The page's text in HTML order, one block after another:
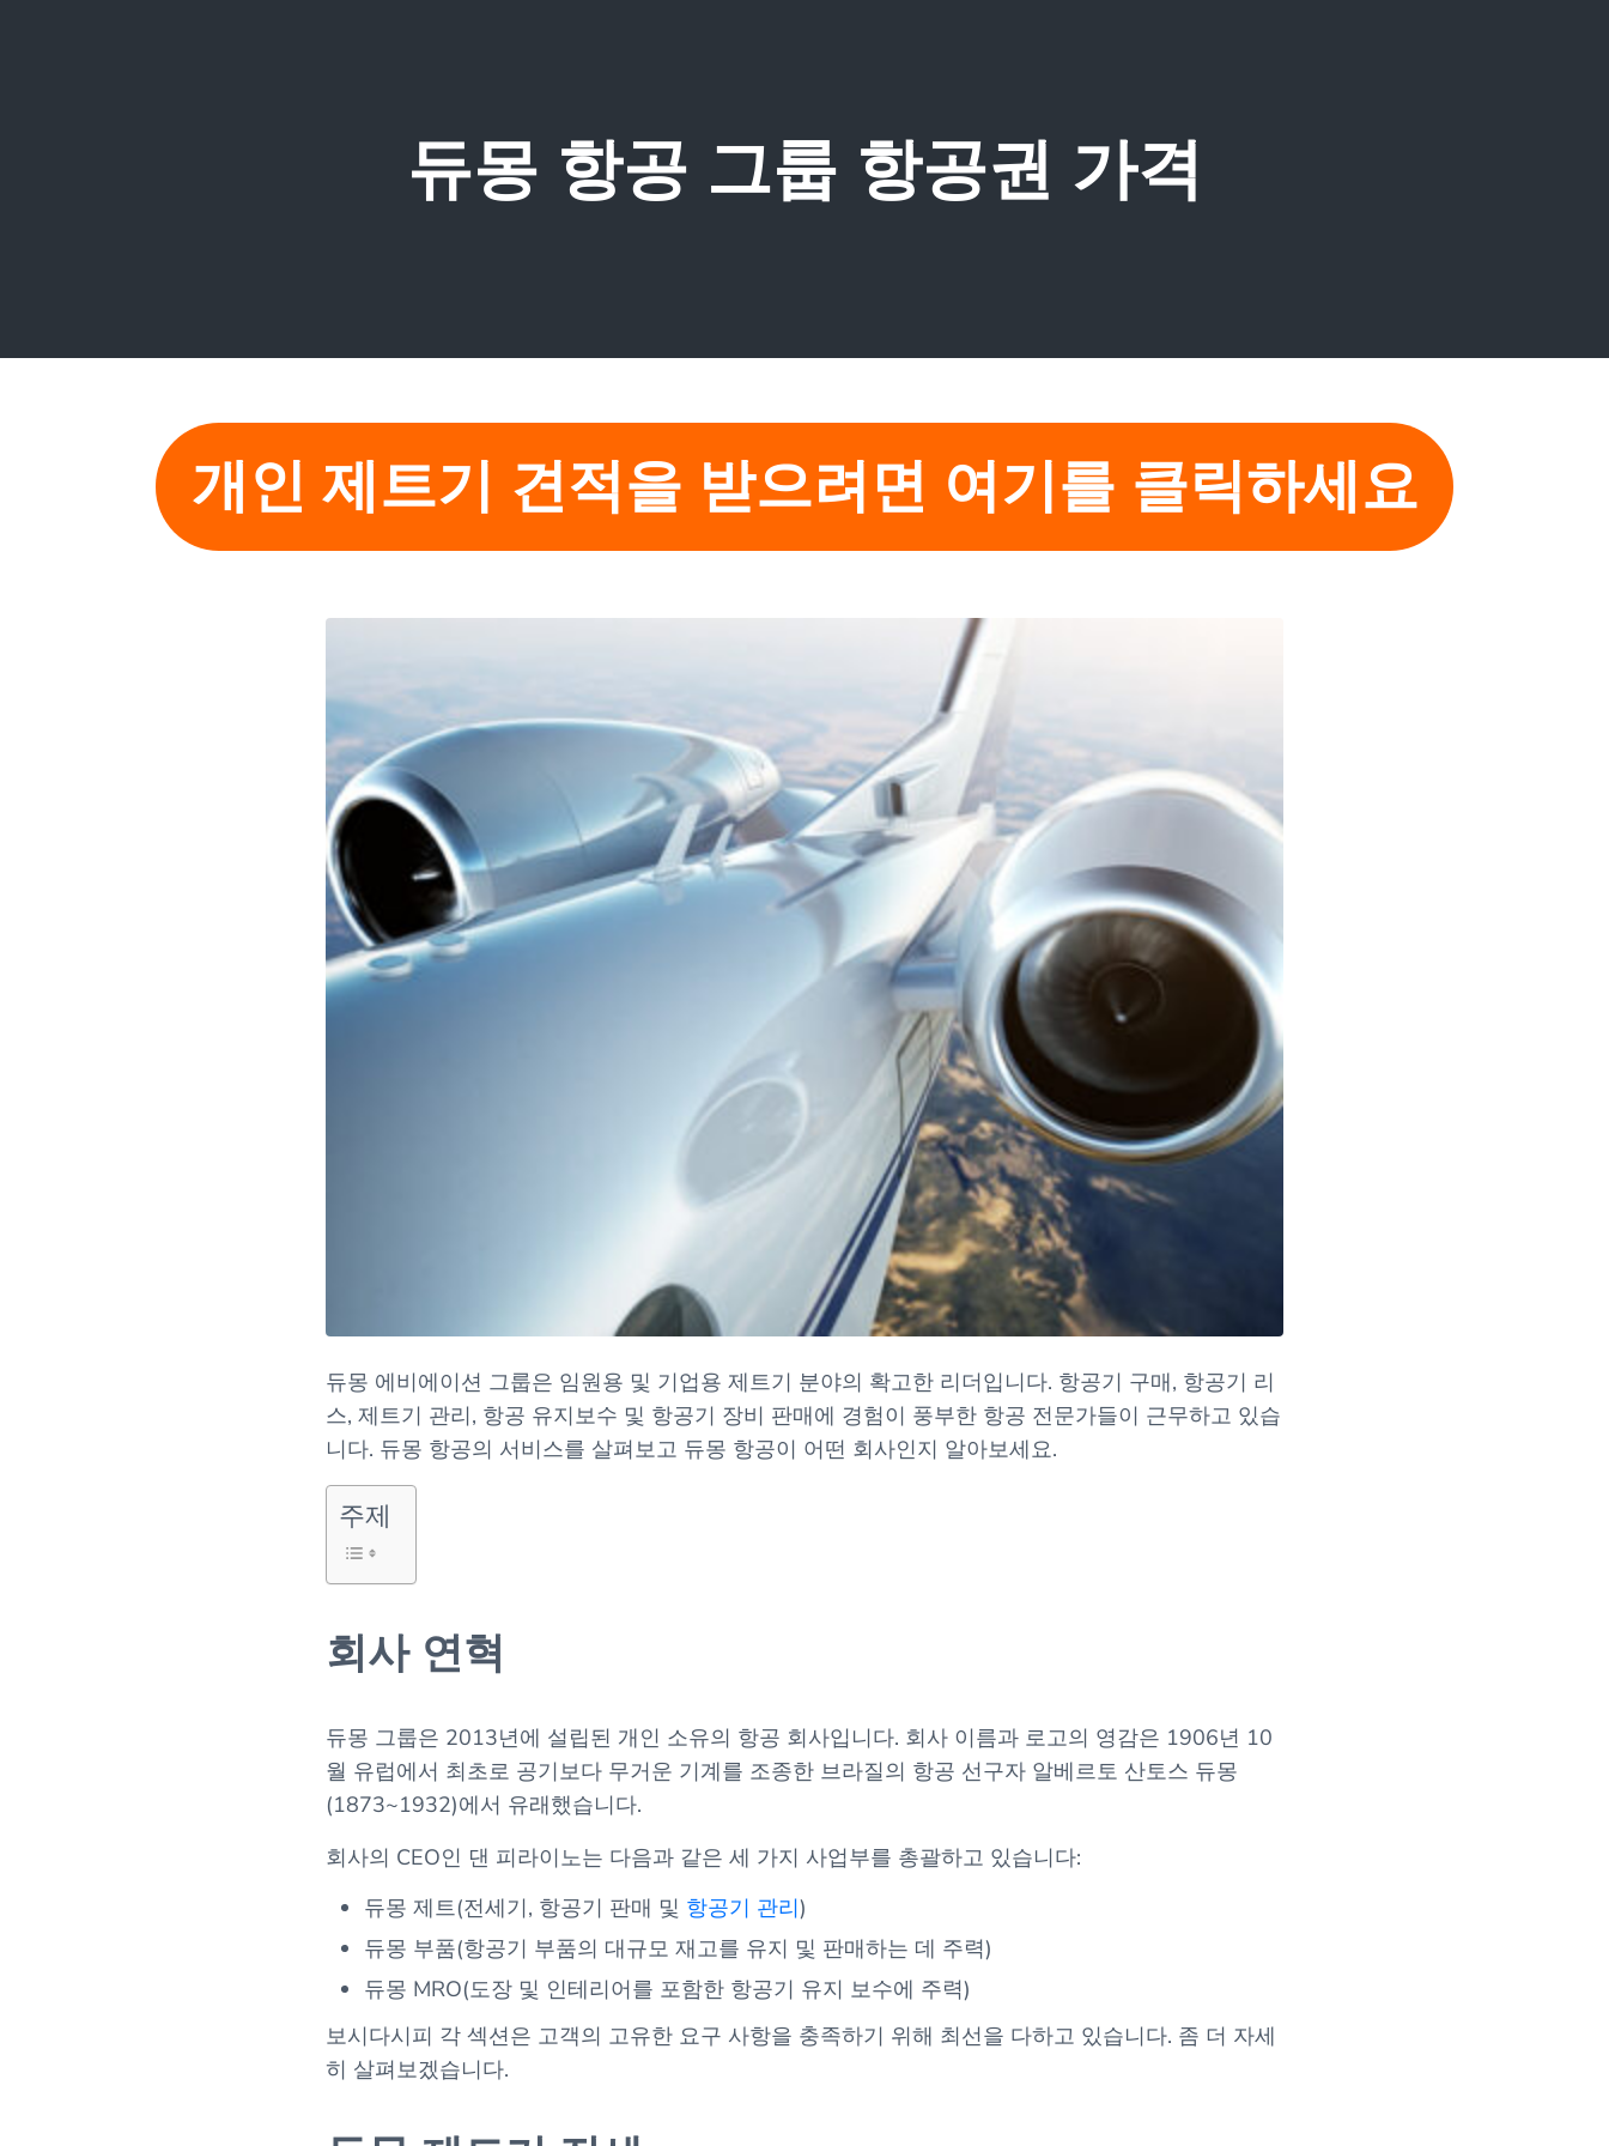
듀몽 항공 그룹 항공권 가격
개인 제트기 견적을 받으려면 여기를 클릭하세요
듀몽 에비에이션 그룹은 임원용 및 기업용 제트기 분야의 확고한 리더입니다. 항공기 구매, 항공기 리
스, 제트기 관리, 항공 유지보수 및 항공기 장비 판매에 경험이 풍부한 항공 전문가들이 근무하고 있습
니다. 듀몽 항공의 서비스를 살펴보고 듀몽 항공이 어떤 회사인지 알아보세요.
주제
회사 연혁
듀몽 그룹은 2013년에 설립된 개인 소유의 항공 회사입니다. 회사 이름과 로고의 영감은 1906년 10
월 유럽에서 최초로 공기보다 무거운 기계를 조종한 브라질의 항공 선구자 알베르토 산토스 듀몽
(1873~1932)에서 유래했습니다.
회사의 CEO인 댄 피라이노는 다음과 같은 세 가지 사업부를 총괄하고 있습니다:
듀몽 제트(전세기, 항공기 판매 및 항공기 관리)
듀몽 부품(항공기 부품의 대규모 재고를 유지 및 판매하는 데 주력)
듀몽 MRO(도장 및 인테리어를 포함한 항공기 유지 보수에 주력)
보시다시피 각 섹션은 고객의 고유한 요구 사항을 충족하기 위해 최선을 다하고 있습니다. 좀 더 자세
히 살펴보겠습니다.